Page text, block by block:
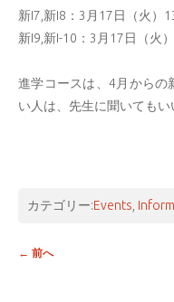
新I7,新I8：3月17日（火）
新I9,新I-10：3月17日（火
進学コースは、4月からの
い人は、先生に聞いてもい
カテゴリー:Events
投稿ナビゲーシ
← 前へ